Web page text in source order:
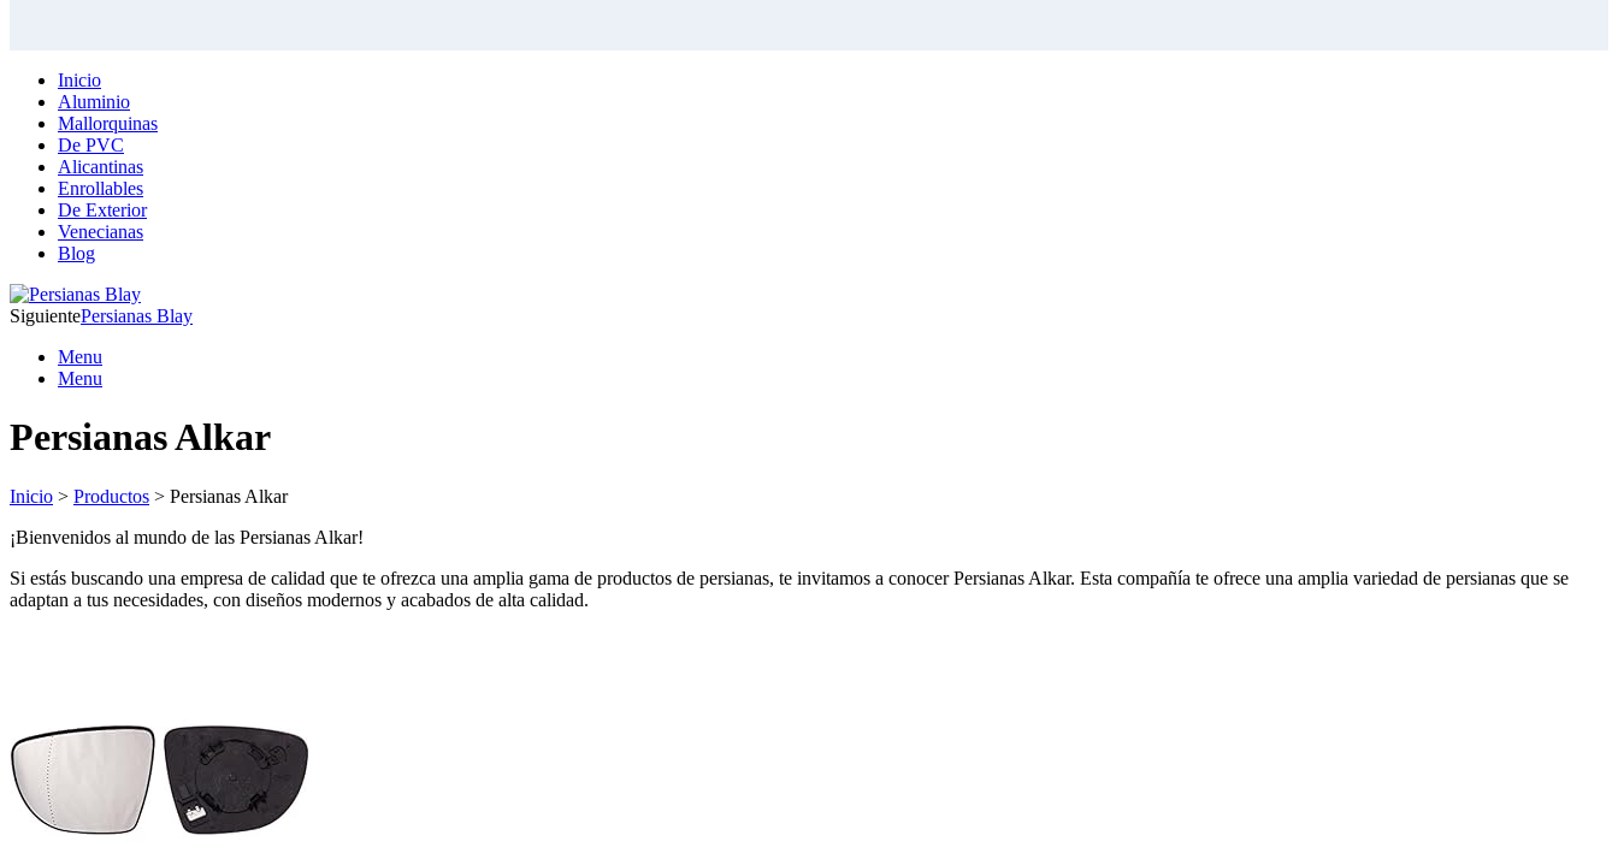
Inicio
Aluminio
Mallorquinas
De PVC
Alicantinas
Enrollables
De Exterior
Venecianas
Blog
SiguientePersianas Blay
Menu
Menu
Persianas Alkar
Inicio > Productos > Persianas Alkar
¡Bienvenidos al mundo de las Persianas Alkar!
Si estás buscando una empresa de calidad que te ofrezca una amplia gama de productos de persianas, te invitamos a conocer Persianas Alkar. Esta compañía te ofrece una amplia variedad de persianas que se
adaptan a tus necesidades, con diseños modernos y acabados de alta calidad.